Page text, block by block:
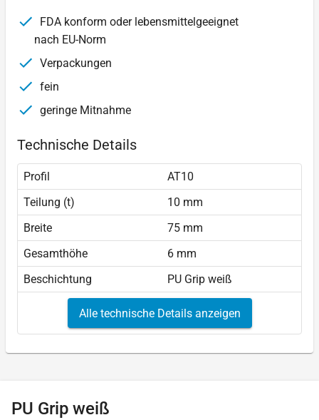
FDA konform oder lebensmittelgeeignet
nach EU-Norm
Verpackungen
fein
geringe Mitnahme
Technische Details
Profil
AT10
Teilung (t)
10 mm
Breite
75 mm
Gesamthöhe
6 mm
Beschichtung
PU Grip weiß
Alle technische Details anzeigen
PU Grip weiß